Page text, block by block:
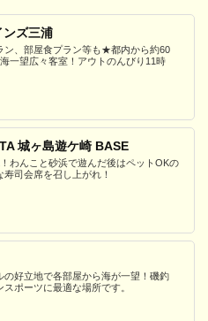
ンズ三浦
ン、部屋食プラン等も★都内から約60
一望広々客室！アウトのんびり11時
城ヶ島遊ケ崎 BASE
わんこと砂浜で遊んだ後はペットOKの
司会席を召し上がれ！
の好立地で各部屋から海が一望！磯釣
ポーツに最適な場所です。